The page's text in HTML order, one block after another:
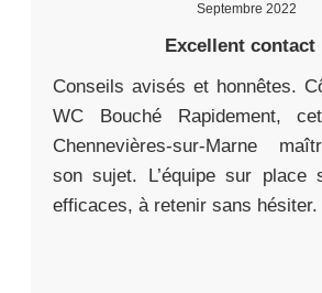
Septembre 2022
Excellent contact
Conseils avisés et honnêtes.
WC Bouché Rapidement,
Chennevières-sur-Marne
son sujet. L’équipe sur place
efficaces, à retenir sans hésiter.